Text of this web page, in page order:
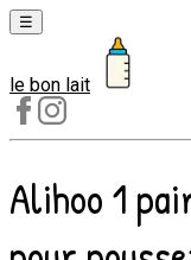
☰
Laits
1er
âge
Laits
2e
âge
le bon lait
Alihoo 1